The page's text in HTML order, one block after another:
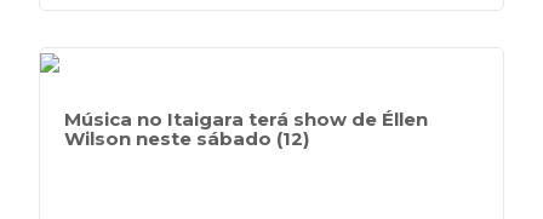
Música no Itaigara terá show de Éllen
Wilson neste sábado (12)